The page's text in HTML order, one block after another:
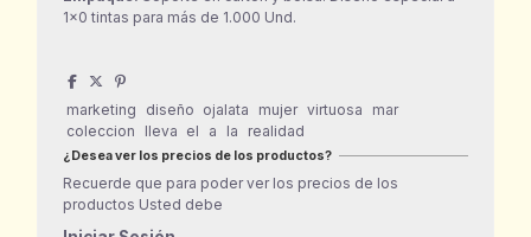
1×0 tintas para más de 1.000 Und.
marketing diseño ojalata mujer virtuosa
mar
coleccion
lleva el a la realidad
¿Desea ver los precios de los productos?
Recuerde que para poder ver los precios de los
productos Usted debe